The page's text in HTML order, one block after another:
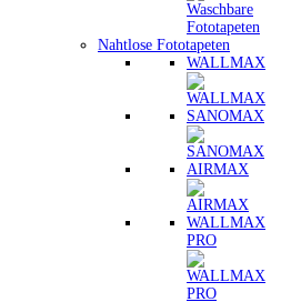
Nahtlose Fototapeten
WALLMAX
SANOMAX
AIRMAX
WALLMAX
PRO